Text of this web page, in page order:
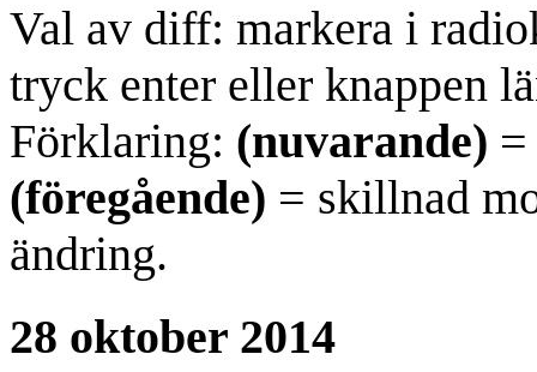
Val av diff: markera i
tryck enter eller knappen
Förklaring: (nuvarande)
(föregående) = skillnad
ändring.
28 oktober 2014